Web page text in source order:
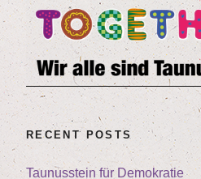
RECENT POSTS
Tau­nus­stein für Demokratie